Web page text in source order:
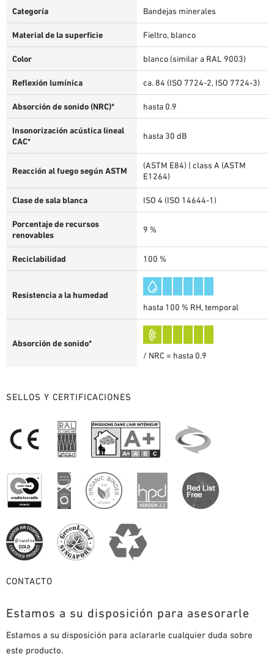
Categoría Bandejas minerales
Material de la superficie Fieltro, blanco
Color blanco (similar a RAL 9003)
Reflexión lumínica ca. 84 (ISO 7724-2, ISO 7724-3)
Absorción de sonido (NRC)* hasta 0.9
Insonorización acústica lineal
CAC*
hasta 30 dB
Reacción al fuego según ASTM
(ASTM E84) | class A (ASTM
E1264)
Clase de sala blanca ISO 4 (ISO 14644-1)
Porcentaje de recursos
renovables
9 %
Reciclabilidad 100 %
Resistencia a la humedad
hasta 100 % RH, temporal
Absorción de sonido*
/ NRC = hasta 0.9
SELLOS Y CERTIFICACIONES
CONTACTO
Estamos a su disposición para asesorarle
Estamos a su disposición para aclararle cualquier duda sobre
este producto.